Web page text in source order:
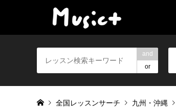
and
or
全国レッスンサーチ 九州・沖縄